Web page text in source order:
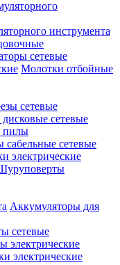
инструмента
сетевые
Молотки отбойные
сетевые
сетевые
пилы
сетевые
электрические
Аккумуляторы для
сетевые
электрические
электрические